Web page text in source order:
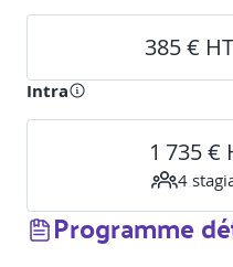
385 €
Intra
1 735 €
4
Programme